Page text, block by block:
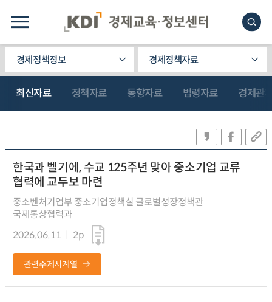
경제정책정보 경제정책자료
최신자료 정책자료 동향자료 법령자료 경제관
한국과 벨기에, 수교 125주년 맞아 중소기업 교류
협력에 교두보 마련
중소벤처기업부 중소기업정책실 글로벌성장정책관
국제통상협력과
2026.06.11
2p
관련주제시계열